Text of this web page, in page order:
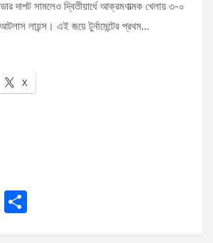
দাপট সামলেও দ্বিতীয়ার্ধে আক্রমণাত্মক খেলায় ৩-০
লায়ন্স। এই জয়ে টুর্নামেন্টের প্রথম…
X
W